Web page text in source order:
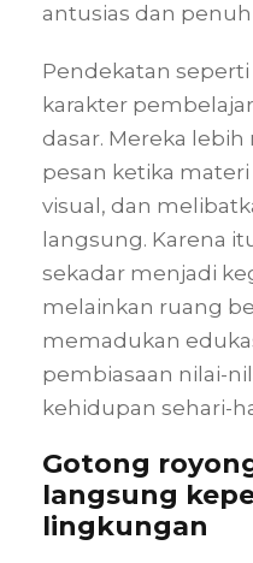
antusias dan
Pendekatan
karakter
dasar. Mereka
pesan ketika
visual, dan
langsung. Karena
sekadar menjadi
melainkan ruang
memadukan
pembiasaan nilai-
kehidupan sehari-
Gotong
langsung
lingkungan